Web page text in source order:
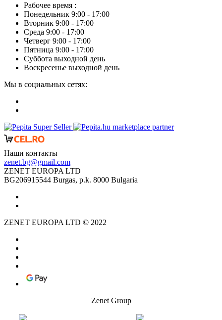
Рабочее время :
Понедельник 9:00 - 17:00
Вторник 9:00 - 17:00
Среда 9:00 - 17:00
Четверг 9:00 - 17:00
Пятница 9:00 - 17:00
Суббота выходной день
Воскресенье выходной день
Мы в социальных сетях:
marketplace partner
Наши контакты
zenet.bg@gmail.com
ZENET EUROPA LTD
BG206915544 Burgas, p.k. 8000 Bulgaria
ZENET EUROPA LTD © 2022
Zenet Group